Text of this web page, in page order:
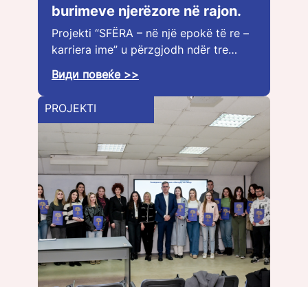
burimeve njerëzore në rajon.
Projekti “SFËRA – në një epokë të re –
karriera ime” u përzgjodh ndër tre…
Види повеќе >>
PROJEKTI